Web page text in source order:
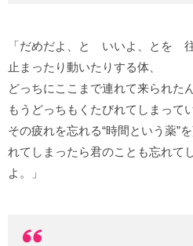
「だめだよ、と いいよ、とを 往
止まったり動いたりする体、
どっちにここまで連れて来られた
もうどっちもくたびれてしまって
その疲れを忘れる“時間という薬”
れてしまったら君のことも忘れて
よ。」